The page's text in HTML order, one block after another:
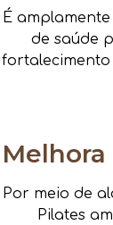
É
de saúde
fortalecimento
Por meio de
Pilates